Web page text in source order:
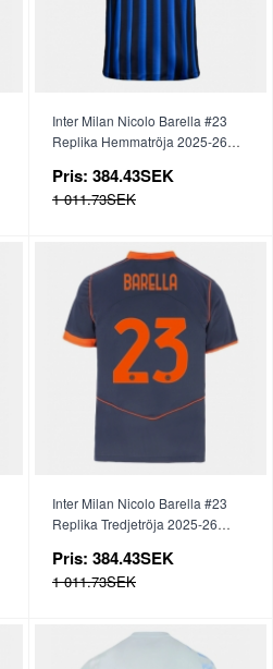
Inter Milan Nicolo Barella #23
Replika Hemmatröja 2025-26
Pris: 384.43SEK
1 011.73SEK
Inter Milan Nicolo Barella #23
Replika Tredjetröja 2025-26
Pris: 384.43SEK
1 011.73SEK